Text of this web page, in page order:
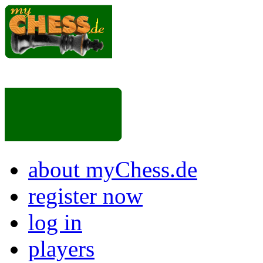
about myChess.de
register now
log in
players